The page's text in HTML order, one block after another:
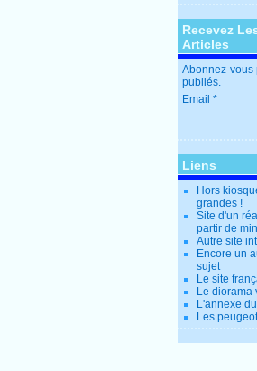
Recevez
Articles
Abonnez-vous
publiés.
Email
Liens
Hors
grandes !
Site d'un
partir de
Autre site
Encore un
sujet
Le site
Le diorama
L'annexe
Les